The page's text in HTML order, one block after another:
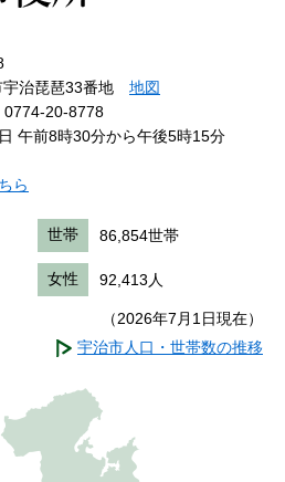
治琵琶33番地 地図
0774-20-8778
午前8時30分から午後5時15分
ら
世帯 86,854世帯
女性 92,413人
（2026年7月1日現在）
宇治市人口・世帯数の推移